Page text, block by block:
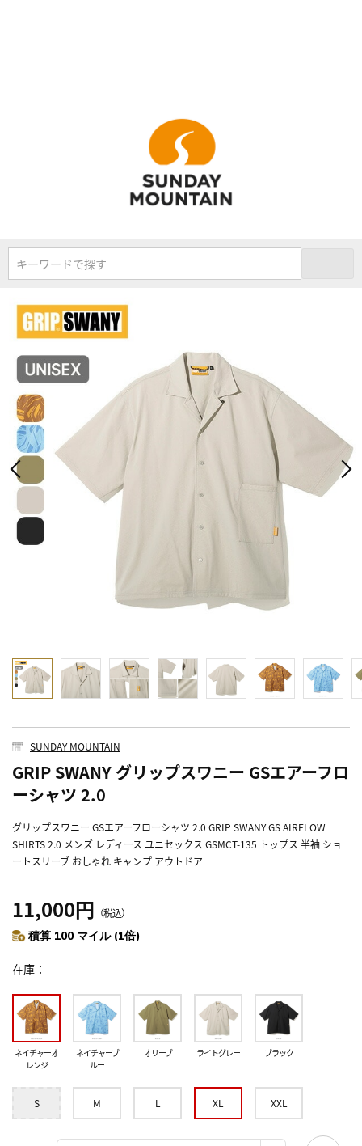
キーワードで探す
SUNDAY MOUNTAIN
GRIP SWANY グリップスワニー GSエアーフロ
ーシャツ 2.0
グリップスワニー GSエアーフローシャツ 2.0 GRIP SWANY GS AIRFLOW
SHIRTS 2.0 メンズ レディース ユニセックス GSMCT-135 トップス 半袖 ショ
ートスリーブ おしゃれ キャンプ アウトドア
11,000円 （税込）
積算 100 マイル (1倍)
在庫
ネイチャーオ
レンジ
ネイチャーブ
ルー
オリーブ ライトグレー ブラック
S M L XL XXL